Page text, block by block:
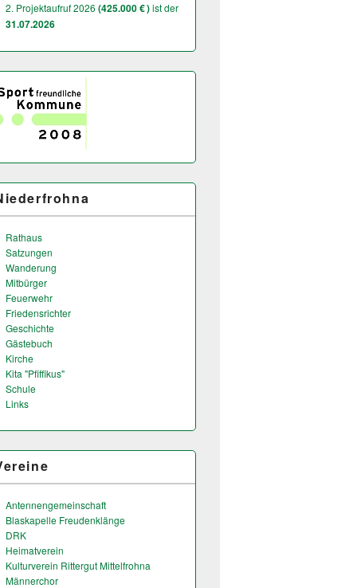
2. Projektaufruf 2026 (425.000 € )ist der
31.07.2026
Rathaus
Satzungen
Wanderung
Mitbürger
Feuerwehr
Friedensrichter
Geschichte
Gästebuch
Kirche
Kita "Pfiffikus"
Schule
Links
Antennengemeinschaft
Blaskapelle Freudenklänge
DRK
Heimatverein
Kulturverein Rittergut Mittelfrohna
Männerchor